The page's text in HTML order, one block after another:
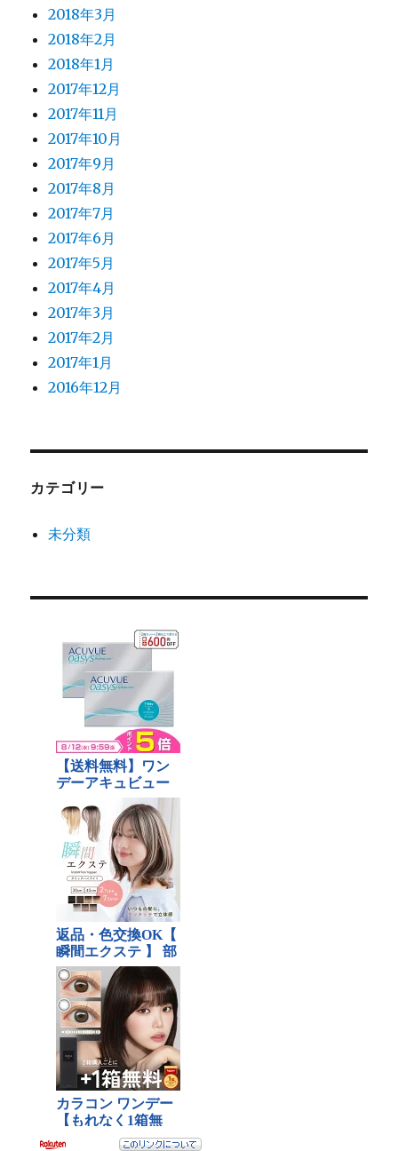
2018年3月
2018年2月
2018年1月
2017年12月
2017年11月
2017年10月
2017年9月
2017年8月
2017年7月
2017年6月
2017年5月
2017年4月
2017年3月
2017年2月
2017年1月
2016年12月
カテゴリー
未分類